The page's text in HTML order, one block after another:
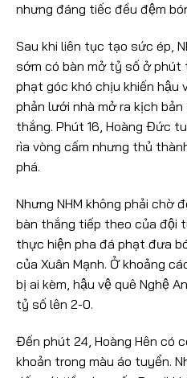
nhưng đáng tiếc đều đệm
Sau khi liên tục tạo sức ép,
sớm có bàn mở tỷ số ở phút
phạt góc khó chịu khiến hậu
phản lưới nhà mở ra kịch
thắng. Phút 16, Hoàng Đức
rìa vòng cấm nhưng thủ
phá.
Nhưng NHM không phải chờ
bàn thắng tiếp theo của đội
thực hiện pha đá phạt đưa
của Xuân Mạnh. Ở khoảng
bị ai kèm, hậu vệ quê Nghệ
tỷ số lên 2-0.
Đến phút 24, Hoàng Hên có
khoản trong màu áo tuyển.